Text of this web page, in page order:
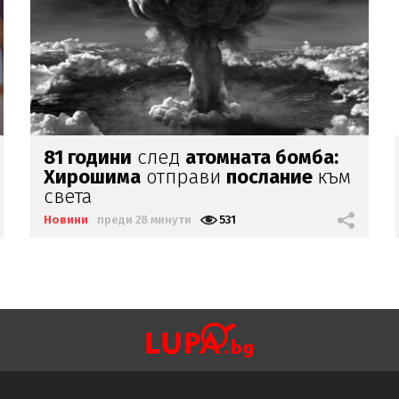
Отновоопасно време
Новини преди 33 минути 787